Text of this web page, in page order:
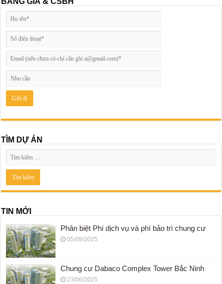
TÌM DỰ ÁN
TIN MỚI
Phân biệt Phí dịch vụ và phí bảo trì chung cư
05/09/2025
Chung cư Dabaco Complex Tower Bắc Ninh
23/06/2025